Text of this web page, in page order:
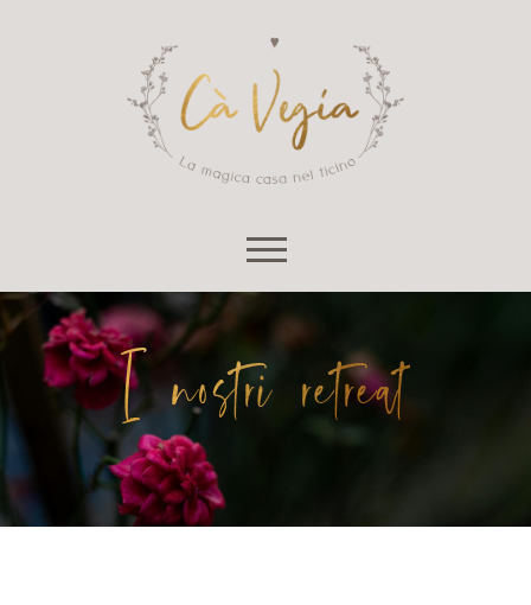
Skip to content
I nostri retreat
negozio.
Attivo
Non attivo
Sempre attivo
SALVA